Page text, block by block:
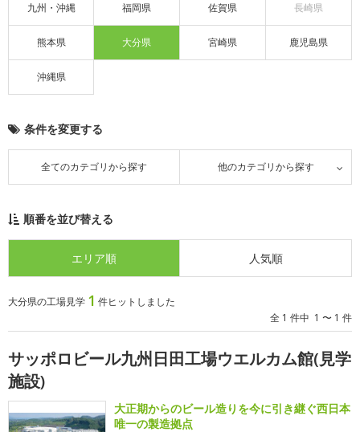
九州・沖縄 福岡県 佐賀県 長崎県
熊本県 大分県 宮崎県 鹿児島県
沖縄県
条件を変更する
全てのカテゴリから探す 他のカテゴリから探す
順番を並び替える
エリア順 人気順
大分県の工場見学 1 件ヒットしました
全 1 件中 1 〜 1 件
サッポロビール九州日田工場ウエルカム館(見学
施設)
大正期からのビール造りを今に引き継ぐ西日本
唯一の製造拠点